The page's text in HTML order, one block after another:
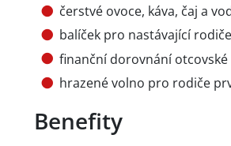
čerstvé ovoce, káva, čaj a
balíček pro nastávající rodiče
finanční dorovnání
hrazené volno pro rodiče
Benefity